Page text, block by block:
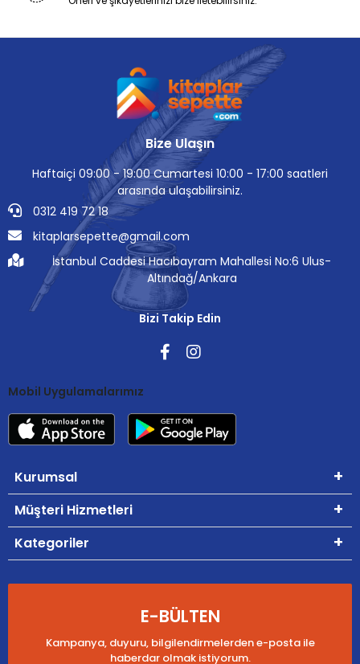
Bize Ulaşın
Haftaiçi 09:00 - 19:00 Cumartesi 10:00 - 17:00 saatleri
arasında ulaşabilirsiniz.
0312 419 72 18
kitaplarsepette@gmail.com
İstanbul Caddesi Hacıbayram Mahallesi No:6 Ulus-
Altındağ/Ankara
Bizi Takip Edin
Mobil Uygulamalarımız
Kurumsal
Müşteri Hizmetleri
Kategoriler
E-BÜLTEN
Kampanya, duyuru, bilgilendirmelerden e-posta ile
haberdar olmak istiyorum.